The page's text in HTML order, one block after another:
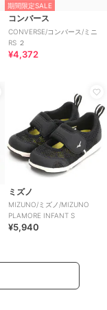
期間限定SALE
コンバース
CONVERSE/コンバース/ミニ
RS ２
¥4,372
ミズノ
MIZUNO/ミズノ/MIZUNO
PLAMORE INFANT S
¥5,940